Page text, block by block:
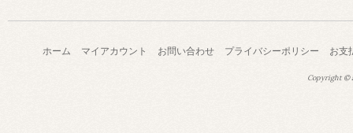
ホーム マイアカウント お問い合わせ プライバシーポリシー お支
Copyright ©